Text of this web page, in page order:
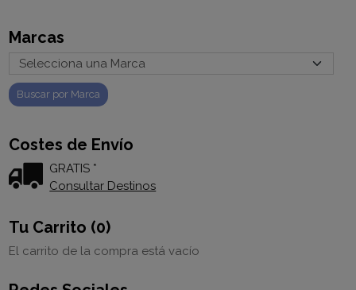
Marcas
Costes de Envío
GRATIS *
Consultar Destinos
Tu Carrito (0)
El carrito de la compra está vacío